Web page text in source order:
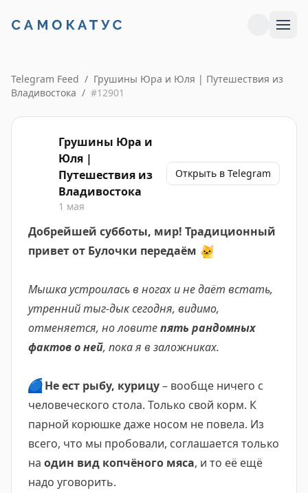
Telegram Feed / Грушины Юра и Юля | Путешествия из
Владивостока / #12901
Грушины Юра и
Юля |
Путешествия из
Владивостока
1 мая
Открыть в Telegram
Добрейшей субботы, мир! Традиционный
привет от Булочки передаём 🐱
Мышка устроилась в ногах и не даёт встать,
утренний тыг-дык сегодня, видимо,
отменяется, но ловитепять рандомных
фактов о ней, пока я в заложниках.
🔵Не ест рыбу, курицу– вообще ничего с
человеческого стола. Только свой корм. К
парной корюшке даже носом не повела. Из
всего, что мы пробовали, соглашается только
на один вид копчёного мяса, и то её ещё
надо уговорить.